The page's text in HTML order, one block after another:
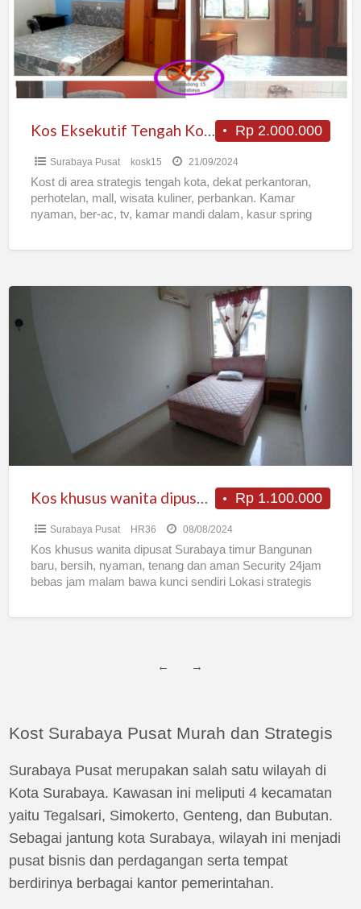
Surabaya
Rp 2.000.000
Kos Eksekutif Tengah Kota Surabaya
Surabaya Pusat kosk15 21/09/2024
Kost di area strategis tengah kota, dekat perkantoran,
perhotelan, mall, wisata kuliner, perbankan. Kamar
nyaman, ber-ac, tv, kamar mandi dalam, kasur spring
khusus
strategis
nyaman
Rp 1.100.000
Kos khusus wanita dipusat Surabaya timur strategis dan nyaman
Surabaya Pusat HR36 08/08/2024
Kos khusus wanita dipusat Surabaya timur Bangunan
baru, bersih, nyaman, tenang dan aman Security 24jam
bebas jam malam bawa kunci sendiri Lokasi strategis
← →
Kost Surabaya Pusat Murah dan Strategis
Surabaya Pusat merupakan salah satu wilayah di
Kota Surabaya. Kawasan ini meliputi 4 kecamatan
yaitu Tegalsari, Simokerto, Genteng, dan Bubutan.
Sebagai jantung kota Surabaya, wilayah ini menjadi
pusat bisnis dan perdagangan serta tempat
berdirinya berbagai kantor pemerintahan.